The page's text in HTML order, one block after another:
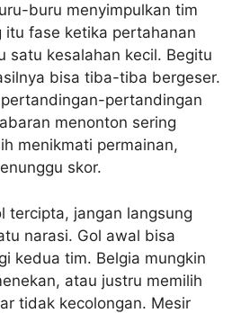
buru menyimpulkan tim
itu fase ketika pertahanan
satu kesalahan kecil. Begitu
bisa tiba-tiba bergeser.
pertandingan
menonton sering
menikmati permainan,
skor.
tercipta, jangan langsung
narasi. Gol awal bisa
kedua tim. Belgia mungkin
atau justru memilih
tidak kecolongan. Mesir